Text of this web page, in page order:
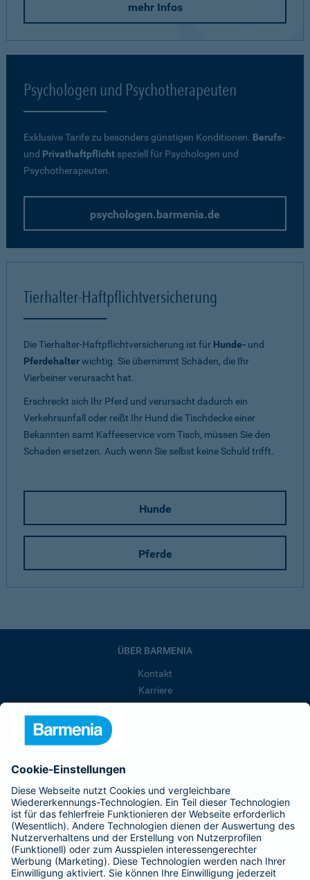
mehr Infos
Psychologen und Psychotherapeuten
Exklusive Tarife zu besonders günstigen Konditionen. Berufs-
und Privathaftpflicht speziell für Psychologen und
Psychotherapeuten.
psychologen.barmenia.de
Tierhalter-Haftpflichtversicherung
Die Tierhalter-Haftpflichtversicherung ist für Hunde- und
Pferdehalterwichtig. Sie übernimmt Schäden, die Ihr
Vierbeiner verursacht hat.
Erschreckt sich Ihr Pferd und verursacht dadurch ein
Verkehrsunfall oder reißt Ihr Hund die Tischdecke einer
Bekannten samt Kaffeeservice vom Tisch, müssen Sie den
Schaden ersetzen. Auch wenn Sie selbst keine Schuld trifft.
Hunde
Pferde
ÜBER BARMENIA
Kontakt
Karriere
Barmenia ist Teil der BarmeniaGothaer
BELIEBTE SEITEN
Kranken-Zusatzversicherung
Tierversicherungen
Haftpflichtversicherung
Hausratversicherung